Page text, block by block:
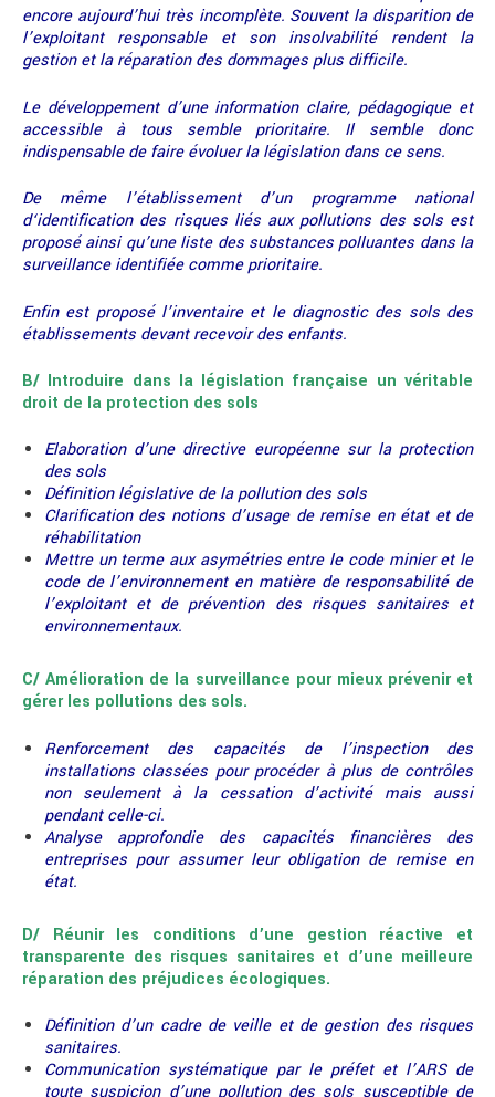
encore aujourd’hui très incomplète. Souvent la disparition de
l’exploitant responsable et son insolvabilité rendent la
gestion et la réparation des dommages plus difficile.
Le développement d’une information claire, pédagogique et
accessible à tous semble prioritaire. Il semble donc
indispensable de faire évoluer la législation dans ce sens.
De même l’établissement d’un programme national
d‘identification des risques liés aux pollutions des sols est
proposé ainsi qu’une liste des substances polluantes dans la
surveillance identifiée comme prioritaire.
Enfin est proposé l’inventaire et le diagnostic des sols des
établissements devant recevoir des enfants.
B/ Introduire dans la législation française un véritable
droit de la protection des sols
Elaboration d’une directive européenne sur la protection
des sols
Définition législative de la pollution des sols
Clarification des notions d’usage de remise en état et de
réhabilitation
Mettre un terme aux asymétries entre le code minier et le
code de l’environnement en matière de responsabilité de
l’exploitant et de prévention des risques sanitaires et
environnementaux.
C/ Amélioration de la surveillance pour mieux prévenir et
gérer les pollutions des sols.
Renforcement des capacités de l’inspection des
installations classées pour procéder à plus de contrôles
non seulement à la cessation d’activité mais aussi
pendant celle-ci.
Analyse approfondie des capacités financières des
entreprises pour assumer leur obligation de remise en
état.
D/ Réunir les conditions d’une gestion réactive et
transparente des risques sanitaires et d’une meilleure
réparation des préjudices écologiques.
Définition d’un cadre de veille et de gestion des risques
sanitaires.
Communication systématique par le préfet et l’ARS de
toute suspicion d’une pollution des sols susceptible de